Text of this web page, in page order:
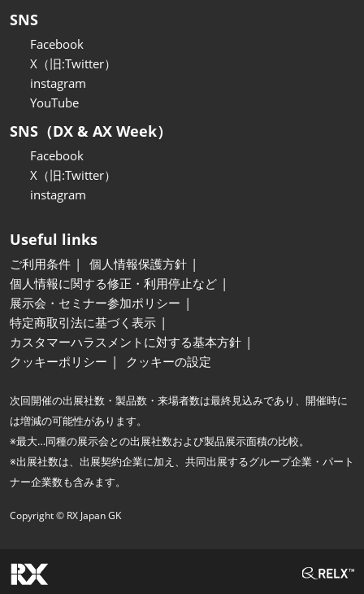
SNS
Facebook
X（旧:Twitter）
instagram
YouTube
SNS（DX & AX Week）
Facebook
X（旧:Twitter）
instagram
Useful links
ご利用条件
個人情報保護方針
個人情報に関する修正・利用停止など
展示会・セミナー参加ポリシー
特定商取引法に基づく表示
カスタマーハラスメントに対する基本方針
クッキーポリシー
クッキーの設定
次回開催の出展社数・製品数・来場者数は最終見込みであり、開催時に
は増減の可能性があります。
※最大…同種の展示会との出展社数および製品展示面積の比較。
※出展社数は、出展契約企業に加え、共同出展するグループ企業・パート
ナー企業数も含みます。
Copyright © RX Japan GK